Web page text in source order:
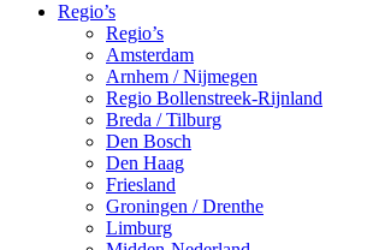
Regio’s
Regio’s
Amsterdam
Arnhem / Nijmegen
Regio Bollenstreek-Rijnland
Breda / Tilburg
Den Bosch
Den Haag
Friesland
Groningen / Drenthe
Limburg